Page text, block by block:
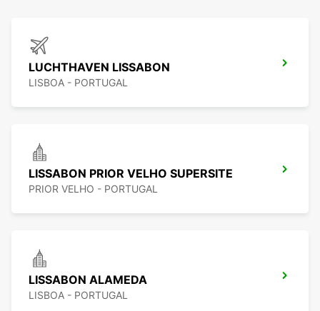
LUCHTHAVEN LISSABON
LISBOA - PORTUGAL
LISSABON PRIOR VELHO SUPERSITE
PRIOR VELHO - PORTUGAL
LISSABON ALAMEDA
LISBOA - PORTUGAL